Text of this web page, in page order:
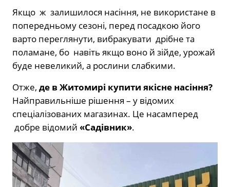
Якщо ж залишилося насіння, не використане в
попередньому сезоні, перед посадкою його
варто переглянути, вибракувати дрібне та
поламане, бо навіть якщо воно й зійде, урожай
буде невеликий, а рослини слабкими.
Отже, де в Житомирі купити якісне насіння?
Найправильніше рішення – у відомих
спеціалізованих магазинах. Це насамперед
добре відомий «Садівник».